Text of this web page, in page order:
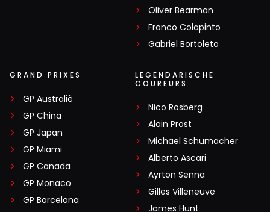
Oliver Bearman
Franco Colapinto
Gabriel Bortoleto
GRAND PRIXES
GP Australië
GP China
GP Japan
GP Miami
GP Canada
GP Monaco
GP Barcelona
LEGENDARISCHE
COUREURS
Nico Rosberg
Alain Prost
Michael Schumacher
Alberto Ascari
Ayrton Senna
Gilles Villeneuve
James Hunt